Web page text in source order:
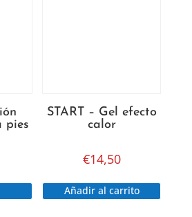
pies
START – Gel efecto
calor
€14,50
Añadir al carrito